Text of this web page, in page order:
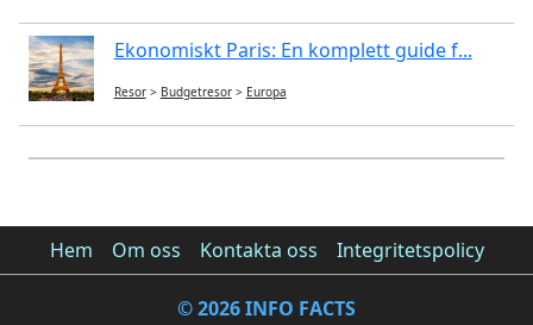
Ekonomiskt Paris: En komplett guide f...
Resor > Budgetresor > Europa
Hem Om oss Kontakta oss Integritetspolicy
© 2026 INFO FACTS